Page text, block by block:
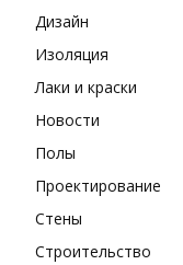
Дизайн
Изоляция
Лаки и краски
Новости
Полы
Проектирование
Стены
Строительство